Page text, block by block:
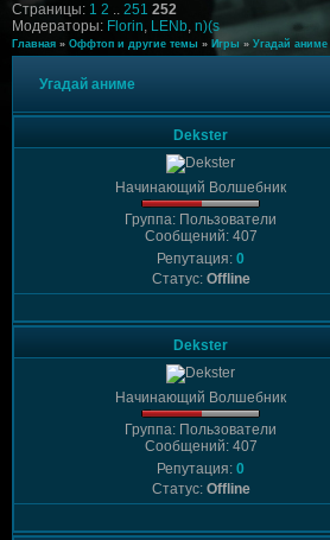
Страницы: 1 2 .. 251 252
Модераторы: Florin, LENb, n)(s
Главная » Оффтоп и другие темы » Игры » Угадай аниме
Угадай аниме
Dekster
Начинающий Волшебник
Группа: Пользователи
Сообщений: 407
Репутация: 0
Статус: Offline
Dekster
Начинающий Волшебник
Группа: Пользователи
Сообщений: 407
Репутация: 0
Статус: Offline